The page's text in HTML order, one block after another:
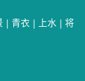
| 青衣 | 上水 | 将